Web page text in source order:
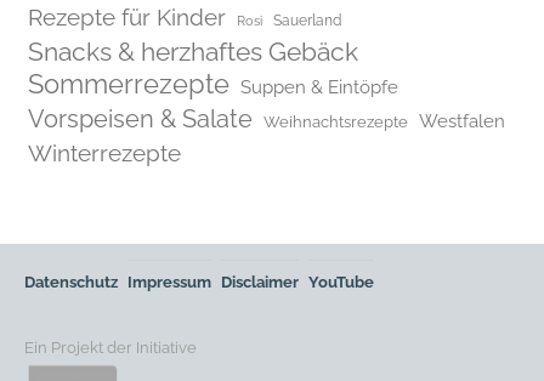
Rezepte für Kinder Rosi Sauerland
Snacks & herzhaftes Gebäck
Sommerrezepte Suppen & Eintöpfe
Vorspeisen & Salate Weihnachtsrezepte Westfalen
Winterrezepte
Datenschutz Impressum Disclaimer YouTube
Ein Projekt der Initiative